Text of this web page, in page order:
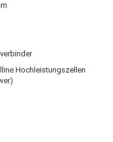
Hochleistungszellen